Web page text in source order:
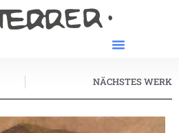
NÄCHSTES WERK